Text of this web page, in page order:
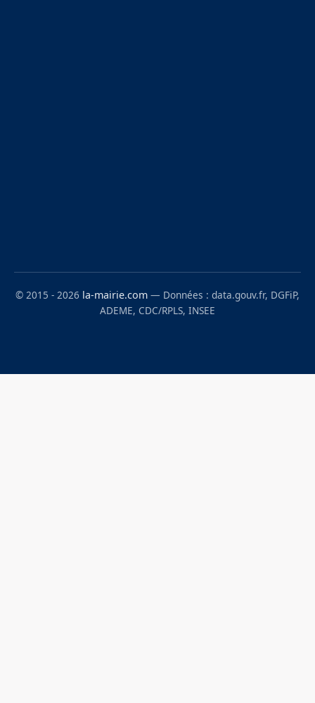
© 2015 - 2026 la-mairie.com — Données : data.gouv.fr, DGFiP,
ADEME, CDC/RPLS, INSEE